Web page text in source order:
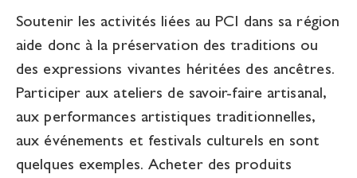
Soutenir les activités liées au PCI dans sa région
aide donc à la préservation des traditions ou
des expressions vivantes héritées des ancêtres.
Participer aux ateliers de savoir-faire artisanal,
aux performances artistiques traditionnelles,
aux événements et festivals culturels en sont
quelques exemples. Acheter des produits